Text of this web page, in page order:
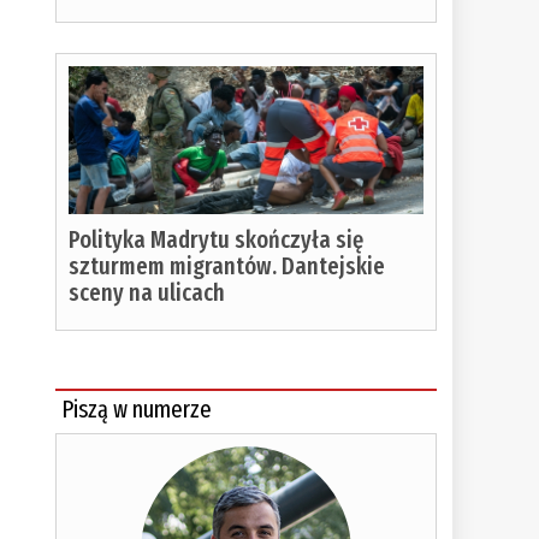
Polityka Madrytu skończyła się
szturmem migrantów. Dantejskie
sceny na ulicach
Piszą w numerze